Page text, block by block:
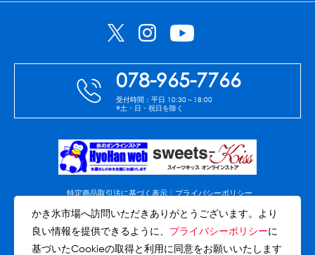
078-965-7766
受付時間：平日 10:30～18:00
※土・日・祝日を除く
特定商品取引法に基づく表示
プライバシーポリシー
免責事項
会社案内 サイトマップ
(C)Copyright Akashi-Hyohan co.,ltd. All rights reserved.
かき氷市場へ訪問いただきありがとうございます。より
良い情報を提供できるように、 プライバシーポリシーに
基づいたCookieの取得と利用に同意をお願いいたします